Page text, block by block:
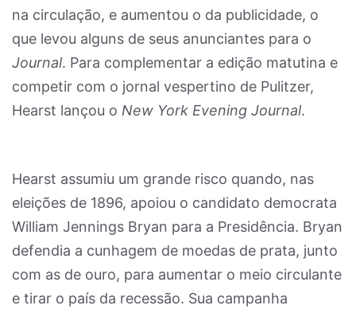
na circulação, e aumentou o da publicidade, o
que levou alguns de seus anunciantes para o
Journal. Para complementar a edição matutina e
competir com o jornal vespertino de Pulitzer,
Hearst lançou o New York Evening Journal.
Hearst assumiu um grande risco quando, nas
eleições de 1896, apoiou o candidato democrata
William Jennings Bryan para a Presidência. Bryan
defendia a cunhagem de moedas de prata, junto
com as de ouro, para aumentar o meio circulante
e tirar o país da recessão. Sua campanha